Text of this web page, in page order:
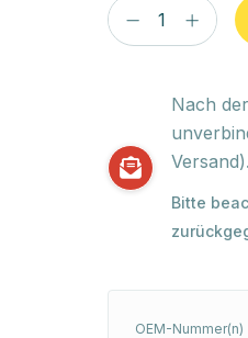
Nach
Versand).
Bitte
OEM-Nummer(n)